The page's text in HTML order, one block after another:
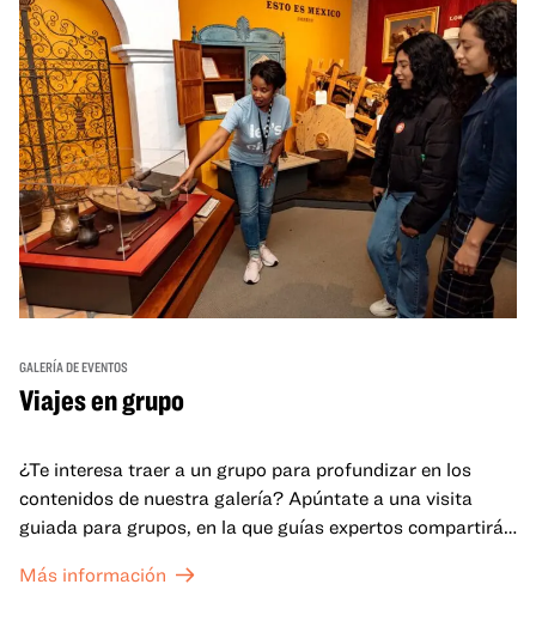
GALERÍA DE EVENTOS
Viajes en grupo
¿Te interesa traer a un grupo para profundizar en los
contenidos de nuestra galería? Apúntate a una visita
guiada para grupos, en la que guías expertos compartirán
mejor lo que se expone en las galerías del OMCA.
Más información